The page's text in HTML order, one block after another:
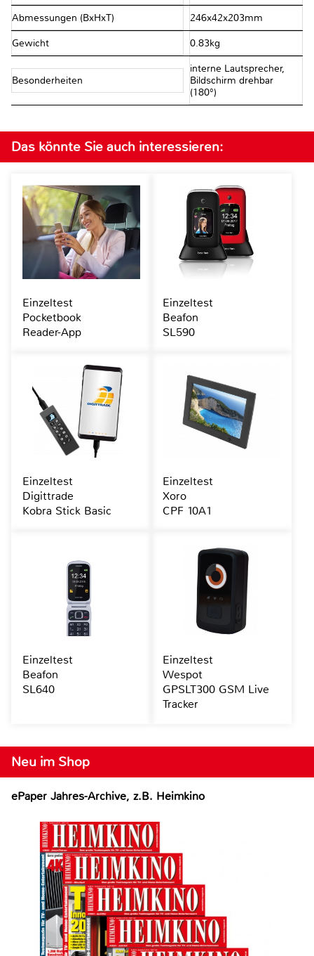
Abmessungen (BxHxT) 246x42x203mm
Gewicht 0.83kg
Besonderheiten
interne Lautsprecher,
Bildschirm drehbar
(180°)
Neu im Shop
ePaper Jahres-Archive, z.B. Heimkino
Das könnte Sie auch interessieren:
Einzeltest
Pocketbook
Reader-App
Einzeltest
Beafon
SL590
Einzeltest
Digittrade
Kobra Stick Basic
Einzeltest
Xoro
CPF 10A1
Einzeltest
Beafon
SL640
Einzeltest
Wespot
GPSLT300 GSM Live
Tracker